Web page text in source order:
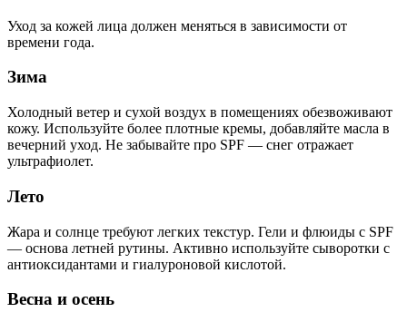
Уход за кожей лица должен меняться в зависимости от
времени года.
Зима
Холодный ветер и сухой воздух в помещениях обезвоживают
кожу. Используйте более плотные кремы, добавляйте масла в
вечерний уход. Не забывайте про SPF — снег отражает
ультрафиолет.
Лето
Жара и солнце требуют легких текстур. Гели и флюиды с SPF
— основа летней рутины. Активно используйте сыворотки с
антиоксидантами и гиалуроновой кислотой.
Весна и осень